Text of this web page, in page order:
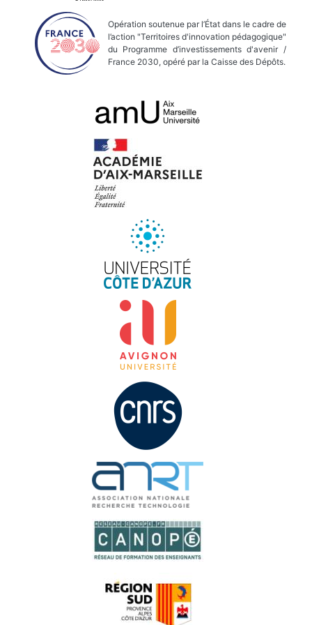
Opération soutenue par l’État dans le cadre de
l’action "Territoires d'innovation pédagogique"
du Programme d’investissements d'avenir /
France 2030, opéré par la Caisse des Dépôts.